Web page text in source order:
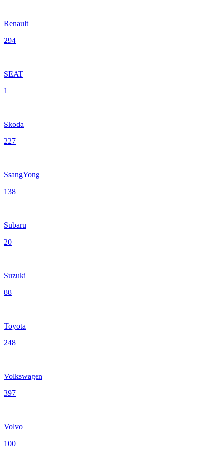
Renault
294
SEAT
1
Skoda
227
SsangYong
138
Subaru
20
Suzuki
88
Toyota
248
Volkswagen
397
Volvo
100